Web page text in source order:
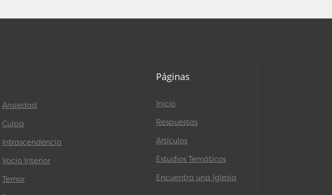
Ansiedad
Culpa
Intrascendencia
Vacío Interior
Temor
Páginas
Inicio
Respuestas
Artículos
Estudios Temáticos
Encuentra una Iglesia